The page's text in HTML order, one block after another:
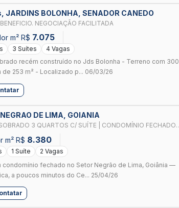
BOLONHA, SENADOR CANEDO
NEGOCIAÇÃO FACILITADA
m² R$ 7.075
3 Suítes
4 Vagas
recém construído no Jds Bolonha - Terreno com 300
de 253 m² - Localizado p... 06/03/26
DE LIMA, GOIANIA
3 QUARTOS C/ SUÍTE | CONDOMÍNIO FECHADO
m² R$ 8.380
1 Suíte
2 Vagas
condomínio fechado no Setor Negrão de Lima, Goiânia —
a poucos minutos do Ce... 25/04/26